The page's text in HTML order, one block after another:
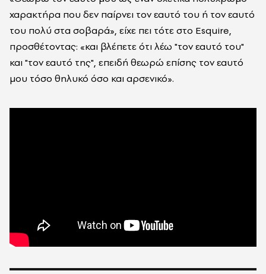
χαρακτήρα που δεν παίρνει τον εαυτό του ή τον εαυτό
του πολύ στα σοβαρά», είχε πει τότε στο Esquire,
προσθέτοντας: «και βλέπετε ότι λέω "τον εαυτό του"
και "τον εαυτό της", επειδή θεωρώ επίσης τον εαυτό
μου τόσο θηλυκό όσο και αρσενικό».